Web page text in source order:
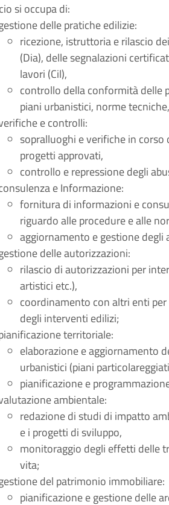
si occupa di:
delle pratiche edilizie:
ricezione, istruttoria e rilascio
(Dia), delle segnalazioni
lavori (Cil),
controllo della conformità delle
piani urbanistici, norme
e controlli:
sopralluoghi e verifiche in corso
progetti approvati,
controllo e repressione degli
e Informazione:
fornitura di informazioni e
riguardo alle procedure e alle
aggiornamento e gestione degli
delle autorizzazioni:
rilascio di autorizzazioni per
artistici etc.),
coordinamento con altri enti
degli interventi edilizi;
territoriale:
elaborazione e aggiornamento
urbanistici (piani
pianificazione e
ambientale:
redazione di studi di impatto
e i progetti di sviluppo,
monitoraggio degli effetti delle
vita;
del patrimonio immobiliare:
pianificazione e gestione delle